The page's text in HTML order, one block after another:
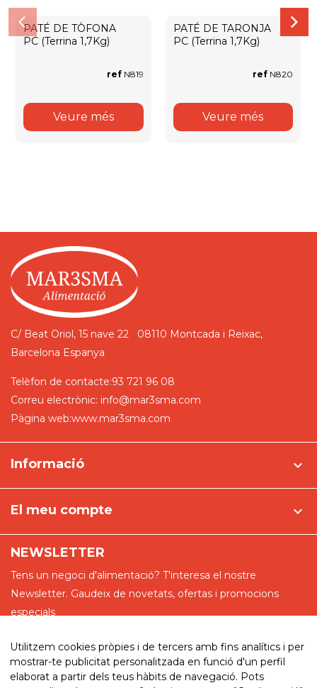
PATÉ DE TÒFONA
PC (Terrina 1,7Kg)
refN819
Veure més
PATÉ DE TARONJA
PC (Terrina 1,7Kg)
ref N820
Veure més
C/ Beat Oriol, 15 nave 22
08110 Montcada i Reixac,
Barcelona Espanya
Telèfon de contacte:93 721 96 08
Correu electrònic: info@mar3sma.com
Pàgina web:www.mar3sma.com
Informació 
El meu compte 
NEWSLETTER
Tens un negoci d'alimentació? T'interesa el nostre
Newsletter. Gaudeix de novetats, ofertas i promocions
especials
He llegit i accepto la política de privadesa
Utilitzem cookies pròpies i de tercers amb fins analítics i per
mostrar-te publicitat personalitzada en funció d'un perfil
elaborat a partir dels teus hàbits de navegació. Pots